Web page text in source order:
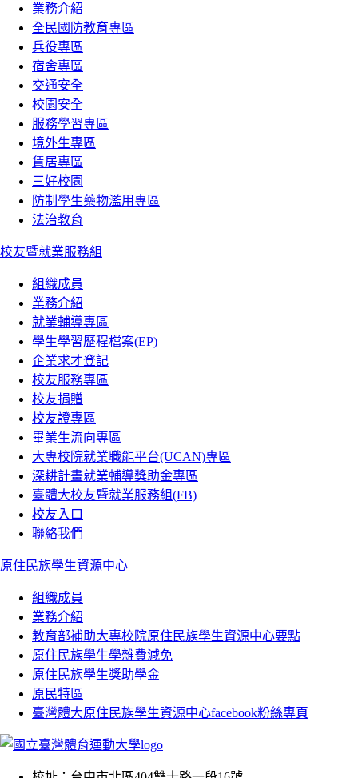
業務介紹
全民國防教育專區
兵役專區
宿舍專區
交通安全
校園安全
服務學習專區
境外生專區
賃居專區
三好校園
防制學生藥物濫用專區
法治教育
校友暨就業服務組
組織成員
業務介紹
就業輔導專區
學生學習歷程檔案(EP)
企業求才登記
校友服務專區
校友捐贈
校友證專區
畢業生流向專區
大專校院就業職能平台(UCAN)專區
深耕計畫就業輔導獎助金專區
臺體大校友暨就業服務組(FB)
校友入口
聯絡我們
原住民族學生資源中心
組織成員
業務介紹
教育部補助大專校院原住民族學生資源中心要點
原住民族學生學雜費減免
原住民族學生獎助學金
原民特區
臺灣體大原住民族學生資源中心facebook粉絲專頁